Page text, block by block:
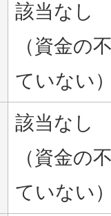
該当なし
（資金の
ていない
該当なし
（資金の
ていない